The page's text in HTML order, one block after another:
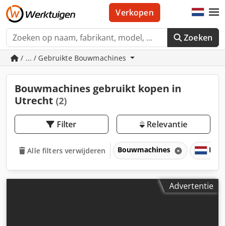
Zoeken
Verkopen
/ ... / Gebruikte Bouwmachines
Bouwmachines gebruikt kopen in
Utrecht (2)
Filter Relevantie
Alle filters verwijderen Bouwmachines
Advertentie